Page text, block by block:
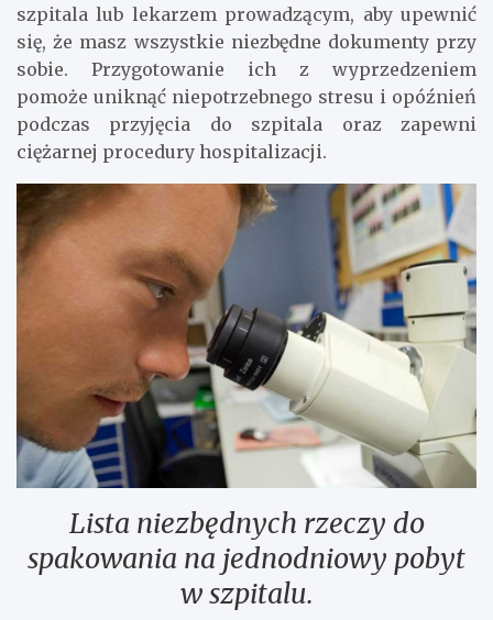
szpitala lub lekarzem prowadzącym, aby upewnić
się, że masz wszystkie niezbędne dokumenty przy
sobie. Przygotowanie ich z wyprzedzeniem
pomoże uniknąć niepotrzebnego stresu i opóźnień
podczas przyjęcia do szpitala oraz zapewni
ciężarnej procedury hospitalizacji.
Lista niezbędnych rzeczy do
spakowania na jednodniowy pobyt
w szpitalu.